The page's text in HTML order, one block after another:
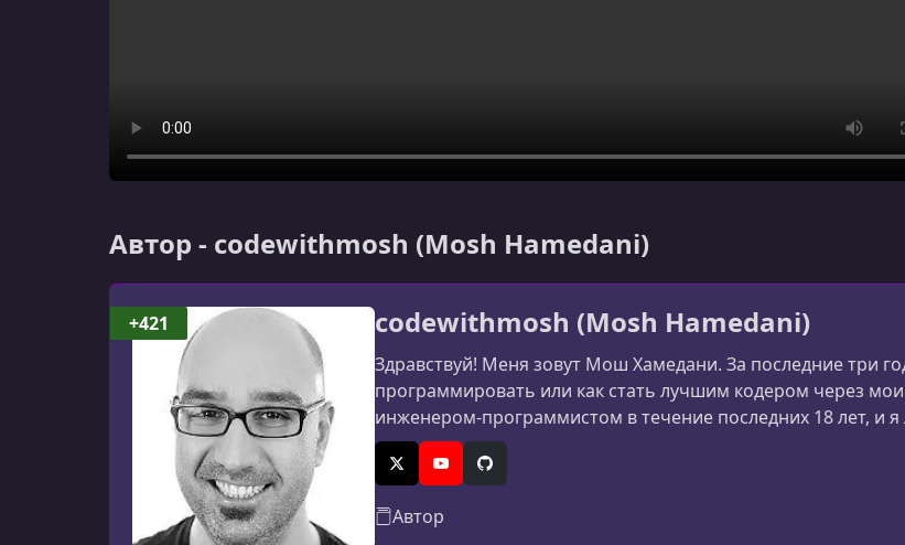
Автор - codewithmosh (Mosh Hamedani)
codewithmosh (Mosh Hamedani)
Здравствуй! Меня зовут Мош Хамедани. За последние три
программировать или как стать лучшим кодером через
инженером-программистом в течение последних 18 лет, и
X (Twitter)YouTubeGitHub
Автор
+421